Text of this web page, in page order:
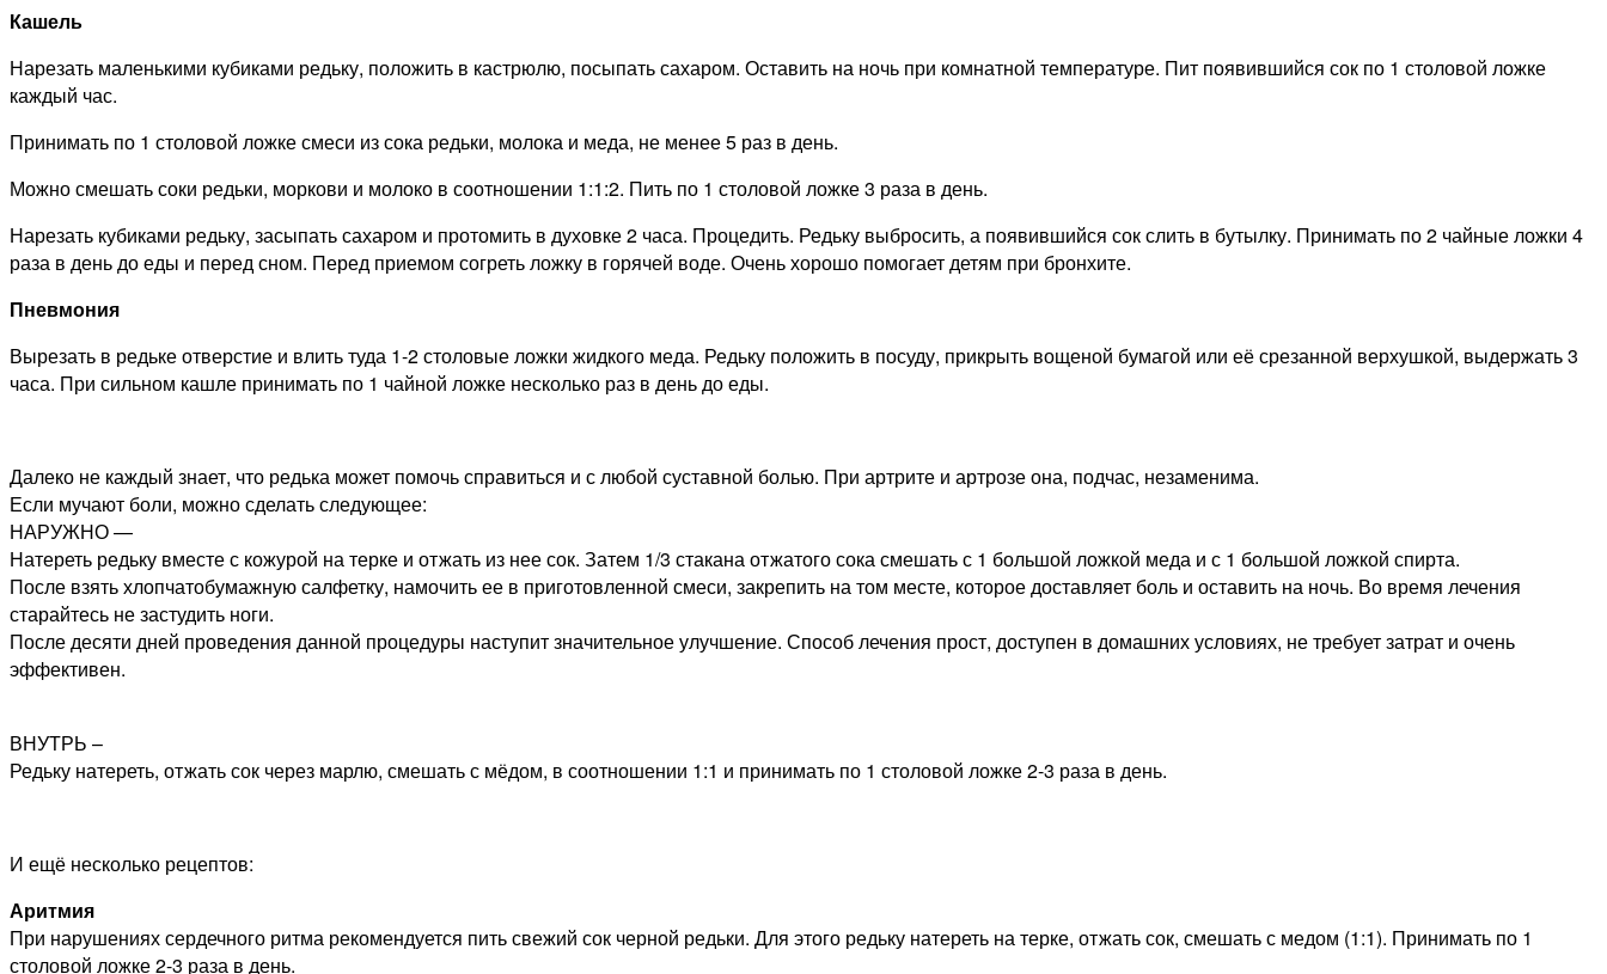
Кашель
Нарезать маленькими кубиками редьку, положить в кастрюлю, посыпать сахаром. Оставить на ночь при комнатной температуре. Пит появившийся сок по 1 столовой ложке
каждый час.
Принимать по 1 столовой ложке смеси из сока редьки, молока и меда, не менее 5 раз в день.
Можно смешать соки редьки, моркови и молоко в соотношении 1:1:2. Пить по 1 столовой ложке 3 раза в день.
Нарезать кубиками редьку, засыпать сахаром и протомить в духовке 2 часа. Процедить. Редьку выбросить, а появившийся сок слить в бутылку. Принимать по 2 чайные ложки 4
раза в день до еды и перед сном. Перед приемом согреть ложку в горячей воде. Очень хорошо помогает детям при бронхите.
Пневмония
Вырезать в редьке отверстие и влить туда 1-2 столовые ложки жидкого меда. Редьку положить в посуду, прикрыть вощеной бумагой или её срезанной верхушкой, выдержать 3
часа. При сильном кашле принимать по 1 чайной ложке несколько раз в день до еды.
Далеко не каждый знает, что редька может помочь справиться и с любой суставной болью. При артрите и артрозе она, подчас, незаменима.
Если мучают боли, можно сделать следующее:
НАРУЖНО —
Натереть редьку вместе с кожурой на терке и отжать из нее сок. Затем 1/3 стакана отжатого сока смешать с 1 большой ложкой меда и с 1 большой ложкой спирта.
После взять хлопчатобумажную салфетку, намочить ее в приготовленной смеси, закрепить на том месте, которое доставляет боль и оставить на ночь. Во время лечения
старайтесь не застудить ноги.
После десяти дней проведения данной процедуры наступит значительное улучшение. Способ лечения прост, доступен в домашних условиях, не требует затрат и очень
эффективен.
ВНУТРЬ –
Редьку натереть, отжать сок через марлю, смешать с мёдом, в соотношении 1:1 и принимать по 1 столовой ложке 2-3 раза в день.
И ещё несколько рецептов:
Аритмия
При нарушениях сердечного ритма рекомендуется пить свежий сок черной редьки. Для этого редьку натереть на терке, отжать сок, смешать с медом (1:1). Принимать по 1
столовой ложке 2-3 раза в день.